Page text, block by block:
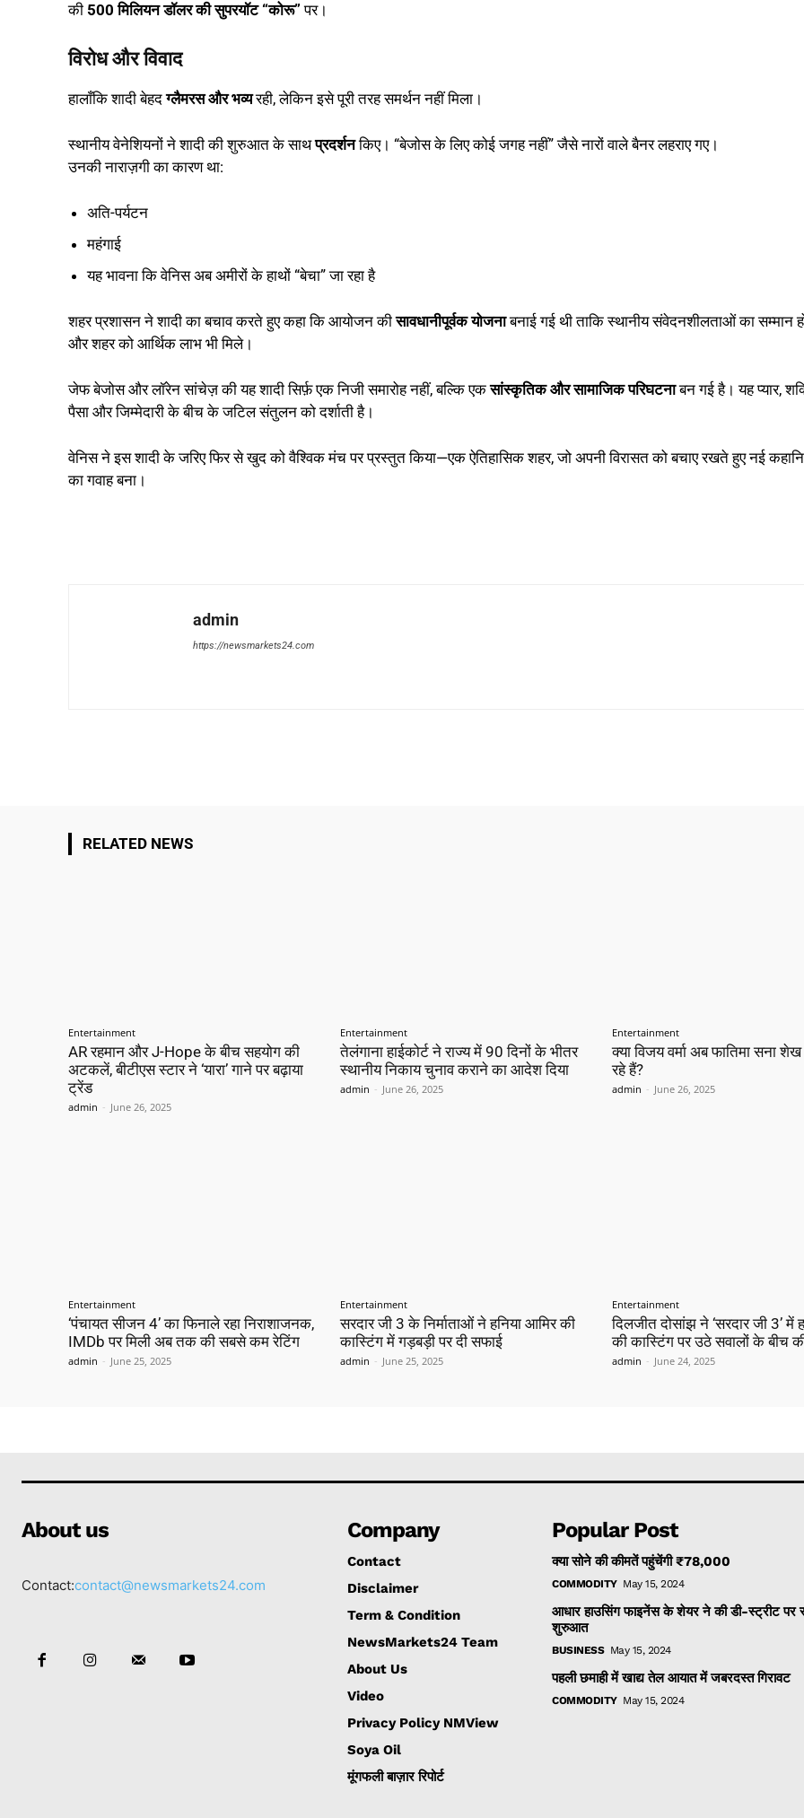
की 500 मिलियन डॉलर की सुपरयॉट “कोरू” पर।
विरोध और विवाद
हालाँकि शादी बेहदग्लैमरस और भव्यरही, लेकिन इसे पूरी तरह समर्थन नहीं मिला।
स्थानीय वेनेशियनों ने शादी की शुरुआत के साथप्रदर्शनकिए। “बेजोस के लिए कोई जगह नहीं” जैसे नारों वाले बैनर लहराए गए।
उनकी नाराज़गी का कारण था:
अति-पर्यटन
महंगाई
यह भावना कि वेनिस अब अमीरों के हाथों “बेचा” जा रहा है
शहर प्रशासन ने शादी का बचाव करते हुए कहा कि आयोजन कीसावधानीपूर्वक योजनाबनाई गई थी ताकि स्थानीय संवेदनशीलताओं का सम्मान
और शहर को आर्थिक लाभ भी मिले।
जेफ बेजोस और लॉरेन सांचेज़ की यह शादी सिर्फ़ एक निजी समारोह नहीं, बल्कि एकसांस्कृतिक और सामाजिक परिघटनाबन गई है। यह प्यार,
पैसा और जिम्मेदारी के बीच के जटिल संतुलन को दर्शाती है।
वेनिस ने इस शादी के जरिए फिर से खुद को वैश्विक मंच पर प्रस्तुत किया—एक ऐतिहासिक शहर, जो अपनी विरासत को बचाए रखते हुए नई
का गवाह बना।
admin
https://newsmarkets24.com
RELATED NEWS
Entertainment
AR रहमान और J-Hope के बीच सहयोग की
अटकलें, बीटीएस स्टार ने ‘यारा’ गाने पर बढ़ाया
ट्रेंड
admin - June 26, 2025
Entertainment
तेलंगाना हाईकोर्ट ने राज्य में 90 दिनों के भीतर
स्थानीय निकाय चुनाव कराने का आदेश दिया
admin - June 26, 2025
Entertainment
क्या विजय वर्मा अब फातिमा सना
रहे हैं?
admin - June 26, 2025
Entertainment
‘पंचायत सीजन 4’ का फिनाले रहा निराशाजनक,
IMDb पर मिली अब तक की सबसे कम रेटिंग
admin - June 25, 2025
Entertainment
सरदार जी 3 के निर्माताओं ने हनिया आमिर की
कास्टिंग में गड़बड़ी पर दी सफाई
admin - June 25, 2025
Entertainment
दिलजीत दोसांझ ने ‘सरदार जी 3’ में
की कास्टिंग पर उठे सवालों के बीच
admin - June 24, 2025
About us
Contact:contact@newsmarkets24.com
Company
Contact
Disclaimer
Term & Condition
NewsMarkets24 Team
About Us
Video
Privacy Policy NMView
Soya Oil
मूंगफली बाज़ार रिपोर्ट
Popular Post
क्या सोने की कीमतें पहुंचेंगी ₹78,000
COMMODITY May 15, 2024
आधार हाउसिंग फाइनेंस के शेयर ने की डी-स्ट्रीट पर
शुरुआत
BUSINESS May 15, 2024
पहली छमाही में खाद्य तेल आयात में जबरदस्त गिरावट
COMMODITY May 15, 2024